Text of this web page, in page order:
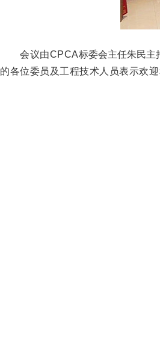
会议由CPCA标委会主任朱民主
的各位委员及工程技术人员表示欢